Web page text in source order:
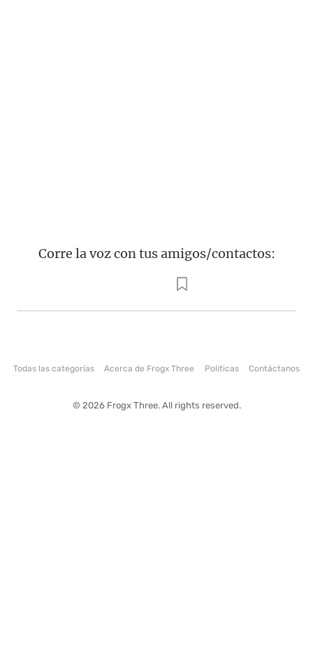
Corre la voz con tus amigos/contactos:
Todas las categorías Acerca de Frogx Three Politicas Contáctanos
© 2026 Frogx Three. All rights reserved.